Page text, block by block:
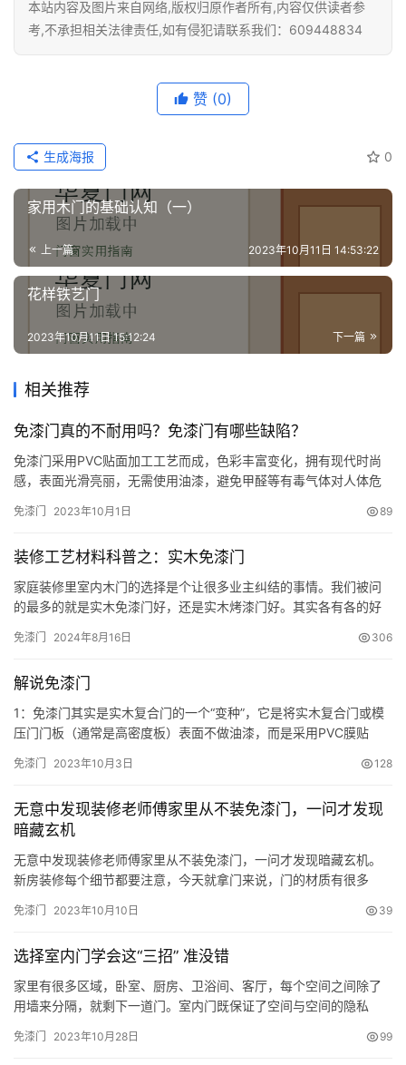
本站内容及图片来自网络,版权归原作者所有,内容仅供读者参
考,不承担相关法律责任,如有侵犯请联系我们：609448834
赞 (0)
0
生成海报
家用木门的基础认知（一）
上一篇 2023年10月11日 14:53:22
花样铁艺门
下一篇
2023年10月11日 15:12:24
相关推荐
免漆门真的不耐用吗？免漆门有哪些缺陷？
免漆门采用PVC贴面加工工艺而成，色彩丰富变化，拥有现代时尚
感，表面光滑亮丽，无需使用油漆，避免甲醛等有毒气体对人体危
势。但是据说免漆门寿命较短，那么，免漆门真的不耐用吗？小编
免漆门无需再次刷漆，倘若家居门不刷漆，日子久了容易出现门板
开裂、变…
免漆门 2023年10月1日 89
装修工艺材料科普之：实木免漆门
家庭装修里室内木门的选择是个让很多业主纠结的事情。我们被问
的最多的就是实木免漆门好，还是实木烤漆门好。其实各有各的好
烤漆门毕竟要表面涂漆，而由于实木免漆门免去了油漆的涂刷过
实木免漆门的一大魅力所在。每一扇门都保留了实木独特的纹理和
色泽…
免漆门 2024年8月16日 306
解说免漆门
1：免漆门其实是实木复合门的一个“变种”，它是将实木复合门或模
压门门板（通常是高密度板）表面不做油漆，而是采用PVC膜贴
行PVC贴面处理。 2：免漆门的优点： A：由于PVC膜保存时间长，
表平整润滑，由于没有油漆，无毒、无味、无污染，不会…
免漆门 2023年10月3日 128
无意中发现装修老师傅家里从不装免漆门，一问才发现
暗藏玄机
无意中发现装修老师傅家里从不装免漆门，一问才发现暗藏玄机。
新房装修每个细节都要注意，今天就拿门来说，门的材质有很多
好看就装哪款。但是这两种门哪一种比较好呢？大多数不懂装修的
的，我追问他原因，原来这么简单，我们来看看老师傅怎么说的
吧！ 免漆门：字面…
免漆门 2023年10月10日 39
选择室内门学会这“三招” 准没错
家里有很多区域，卧室、厨房、卫浴间、客厅，每个空间之间除了
用墙来分隔，就剩下一道门。室内门既保证了空间与空间的隐私
品质的好坏，也要看美观搭配。 成品室内门一般分为三类 一是免漆
免漆门 2023年10月28日 99